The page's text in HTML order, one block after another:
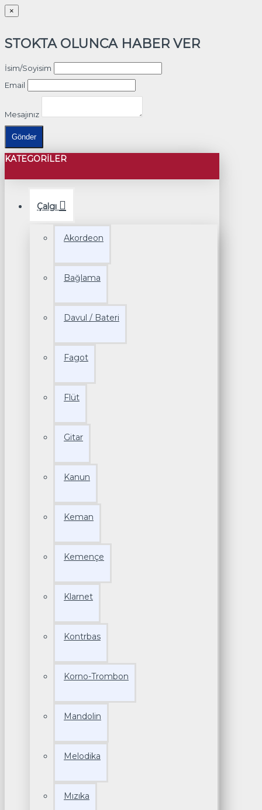
×
STOKTA OLUNCA HABER VER
İsim/Soyisim
Email
Mesajınız
Gönder
KATEGORILER
Çalgı
Akordeon
Bağlama
Davul / Bateri
Fagot
Flüt
Gitar
Kanun
Keman
Kemençe
Klarnet
Kontrbas
Korno-Trombon
Mandolin
Melodika
Mızıka